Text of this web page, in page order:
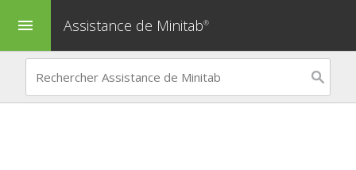
menu Assistance de Minitab®